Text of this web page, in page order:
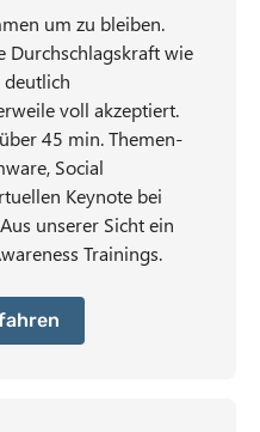
um zu bleiben.
Durchschlagskraft wie
deutlich
voll akzeptiert.
45 min. Themen-
Social
Keynote bei
unserer Sicht ein
Trainings.